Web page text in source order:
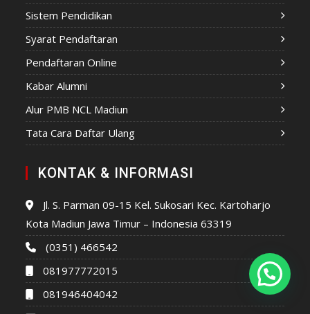
Sistem Pendidikan
Syarat Pendaftaran
Pendaftaran Online
Kabar Alumni
Alur PMB NCL Madiun
Tata Cara Daftar Ulang
KONTAK & INFORMASI
Jl. S. Parman 09-15 Kel. Sukosari Kec. Kartoharjo
Kota Madiun Jawa Timur – Indonesia 63319
(0351) 466542
081977772015
081946404042